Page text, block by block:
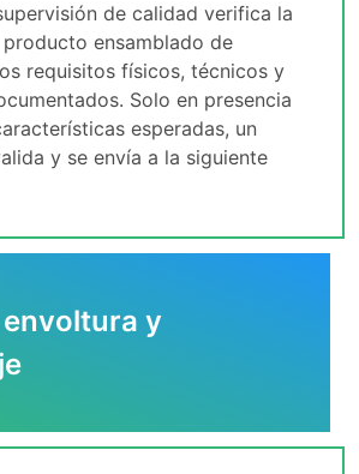
de calidad verifica la
ensamblado de
requisitos físicos, técnicos y
Solo en presencia
esperadas, un
y se envía a la siguiente
envoltura y